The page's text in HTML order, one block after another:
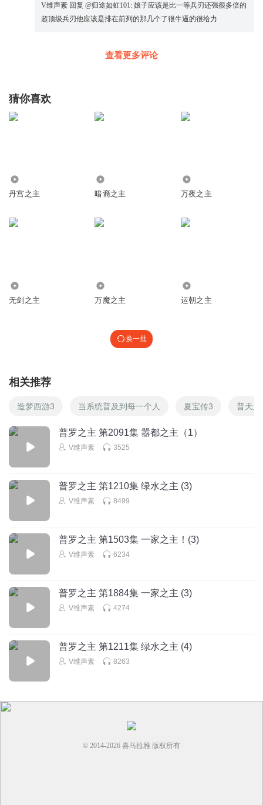
V维声素 回复 @归途如虹101 : 娘子应该是比一等兵刃还强很多倍的
超顶级兵刃他应该是排在前列的那几个了很牛逼的很给力
查看更多评论
猜你喜欢
丹宫之主 暗裔之主 万夜之主
无剑之主 万魔之主 运朝之主
换一批
相关推荐
造梦西游3 当系统普及到每一个人 夏宝传3 普天
普罗之主 第2091集 嚣都之主（1）
V维声素 3525
普罗之主 第1210集 绿水之主 (3)
V维声素 8499
普罗之主 第1503集 一家之主！(3)
V维声素 6234
普罗之主 第1884集 一家之主 (3)
V维声素 4274
普罗之主 第1211集 绿水之主 (4)
V维声素 8263
© 2014-2026 喜马拉雅 版权所有